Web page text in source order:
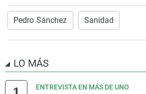
Pedro Sánchez Sanidad
LO MÁS
ENTREVISTA EN MÁS DE UNO